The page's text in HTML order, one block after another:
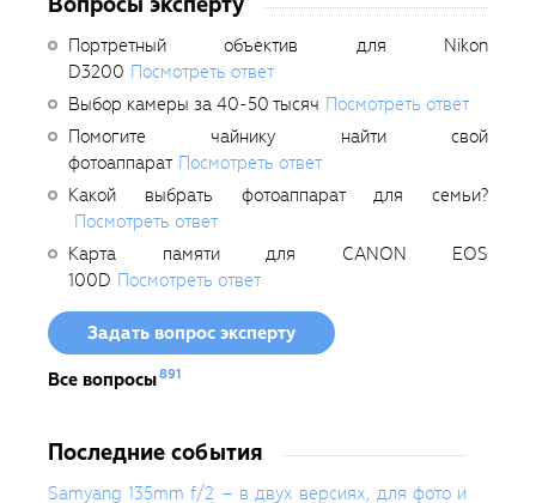
Портретный объектив для Nikon
D3200 Посмотреть ответ
Выбор камеры за 40-50 тысяч Посмотреть ответ
Помогите чайнику найти свой
фотоаппарат Посмотреть ответ
Какой выбрать фотоаппарат для семьи?
Посмотреть ответ
Карта памяти для CANON EOS
100D Посмотреть ответ
Задать вопрос эксперту
Все вопросы891
Последние события
Samyang 135mm f/2 – в двух версиях, для фото и